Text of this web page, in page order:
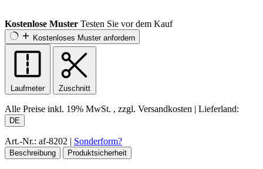
Kostenlose Muster Testen Sie vor dem Kauf
Kostenloses Muster anfordern
Laufmeter Zuschnitt
Alle Preise inkl. 19% MwSt. , zzgl. Versandkosten | Lieferland:
DE
Art.-Nr.: af-8202 | Sonderform?
Beschreibung Produktsicherheit